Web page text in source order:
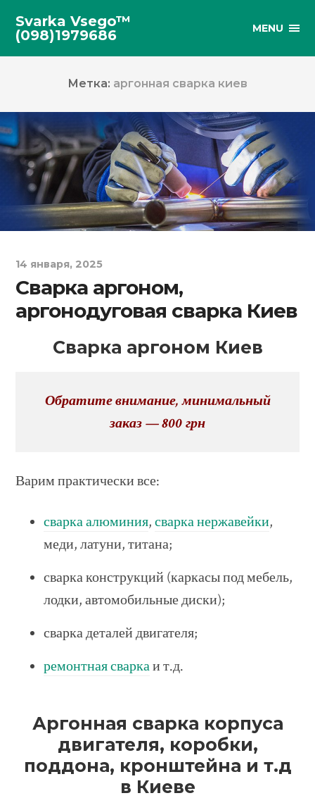
Svarka Vsego™
(098)1979686
MENU
Метка: аргонная сварка киев
14 января, 2025
Сварка аргоном,
аргонодуговая сварка Киев
Сварка аргоном Киев
Обратите внимание, минимальный
заказ — 800 грн
Варим практически все:
сварка алюминия,сварка нержавейки,
меди, латуни, титана;
сварка конструкций (каркасы под мебель,
лодки, автомобильные диски);
сварка деталей двигателя;
ремонтная сваркаи т.д.
Аргонная сварка корпуса
двигателя, коробки,
поддона, кронштейна и т.д
в Киеве